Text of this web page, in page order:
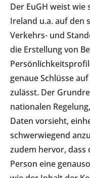
Der EuGH weist
Ireland u.a. auf den
Verkehrs- und
die Erstellung von
genaue Schlüsse
zulässt. Der
nationalen
Daten vorsieht,
schwerwiegend
zudem hervor, dass
Person eine